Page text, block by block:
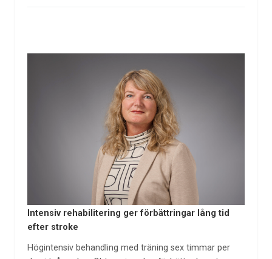
Intensiv rehabilitering ger förbättringar lång tid
efter stroke
Högintensiv behandling med träning sex timmar per